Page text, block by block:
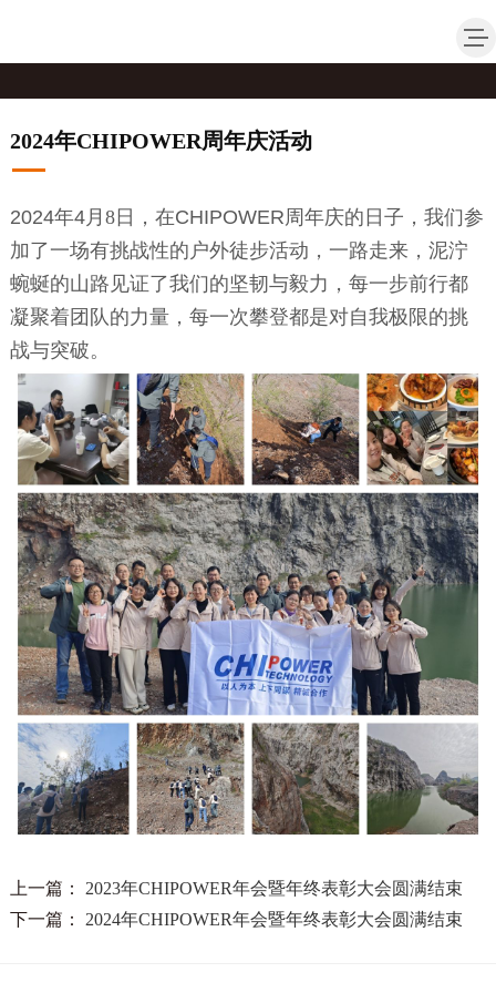
2024年CHIPOWER周年庆活动
2024年4月 8日，在CHIPOWER周年庆的日子，我们参
加了一场有挑战性的户外徒步活动，一路走来，泥泞
蜿蜒的山路见证了我们的坚韧与毅力，每一步前行都
凝聚着团队的力量，每一次攀登都是对自我极限的挑
战与突破。
上一篇： 2023年CHIPOWER年会暨年终表彰大会圆满结束
下一篇： 2024年CHIPOWER年会暨年终表彰大会圆满结束